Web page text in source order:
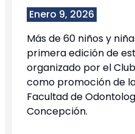
Enero 9, 2026
Más de 60 niños y
primera edición de
organizado por el
como promoción de
Facultad de
Concepción.